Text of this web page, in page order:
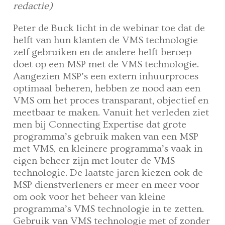
redactie)
Peter de Buck licht in de webinar toe dat de
helft van hun klanten de VMS technologie
zelf gebruiken en de andere helft beroep
doet op een MSP met de VMS technologie.
Aangezien MSP’s een extern inhuurproces
optimaal beheren, hebben ze nood aan een
VMS om het proces transparant, objectief en
meetbaar te maken. Vanuit het verleden ziet
men bij Connecting Expertise dat grote
programma’s gebruik maken van een MSP
met VMS, en kleinere programma’s vaak in
eigen beheer zijn met louter de VMS
technologie. De laatste jaren kiezen ook de
MSP dienstverleners er meer en meer voor
om ook voor het beheer van kleine
programma’s VMS technologie in te zetten.
Gebruik van VMS technologie met of zonder